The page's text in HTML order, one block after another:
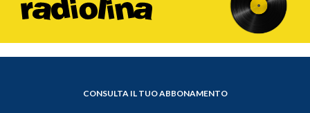
CONSULTA IL TUO ABBONAMENTO